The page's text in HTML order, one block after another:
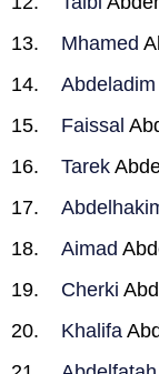
Mhamed
Abdeladim
Faissal
Tarek
Aimad
Cherki
Khalifa